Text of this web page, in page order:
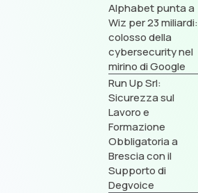
Alphabet punta a
Wiz per 23 miliardi:
colosso della
cybersecurity nel
mirino di Google
Run Up Srl:
Sicurezza sul
Lavoro e
Formazione
Obbligatoria a
Brescia con il
Supporto di
Degvoice